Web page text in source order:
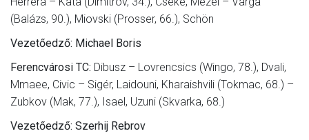
(Balázs, 90.), Miovski (Prosser, 66.), Schön
Vezetőedző: Michael Boris
Ferencvárosi TC: Dibusz – Lovrencsics (Wingo, 78.), Dvali,
Mmaee, Civic – Sigér, Laidouni, Kharaishvili (Tokmac, 68.) –
Zubkov (Mak, 77.), Isael, Uzuni (Skvarka, 68.)
Vezetőedző: Szerhij Rebrov